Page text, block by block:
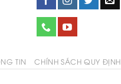
TIN CHÍNH SÁCH QUY ĐỊNH